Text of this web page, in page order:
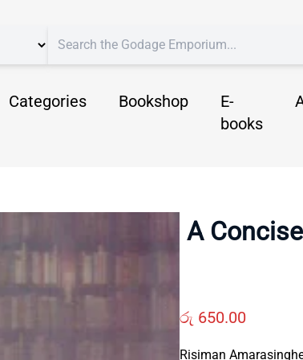
Categories Bookshop
E-
books
A
රු 650.00
Risiman